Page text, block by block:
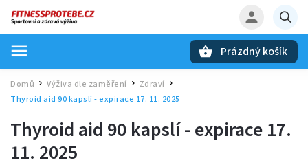
Prázdný košík
Domů / Výživa dle zaměření Zdraví
Thyroid aid 90 kapslí - expirace 17. 11. 2025
Thyroid aid 90 kapslí - expirace 17.
11. 2025